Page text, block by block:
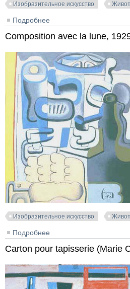
Изобразительное искусство
Подробнее
Composition avec la lune,
Изобразительное искусство
Подробнее
Carton pour tapisserie (Marie